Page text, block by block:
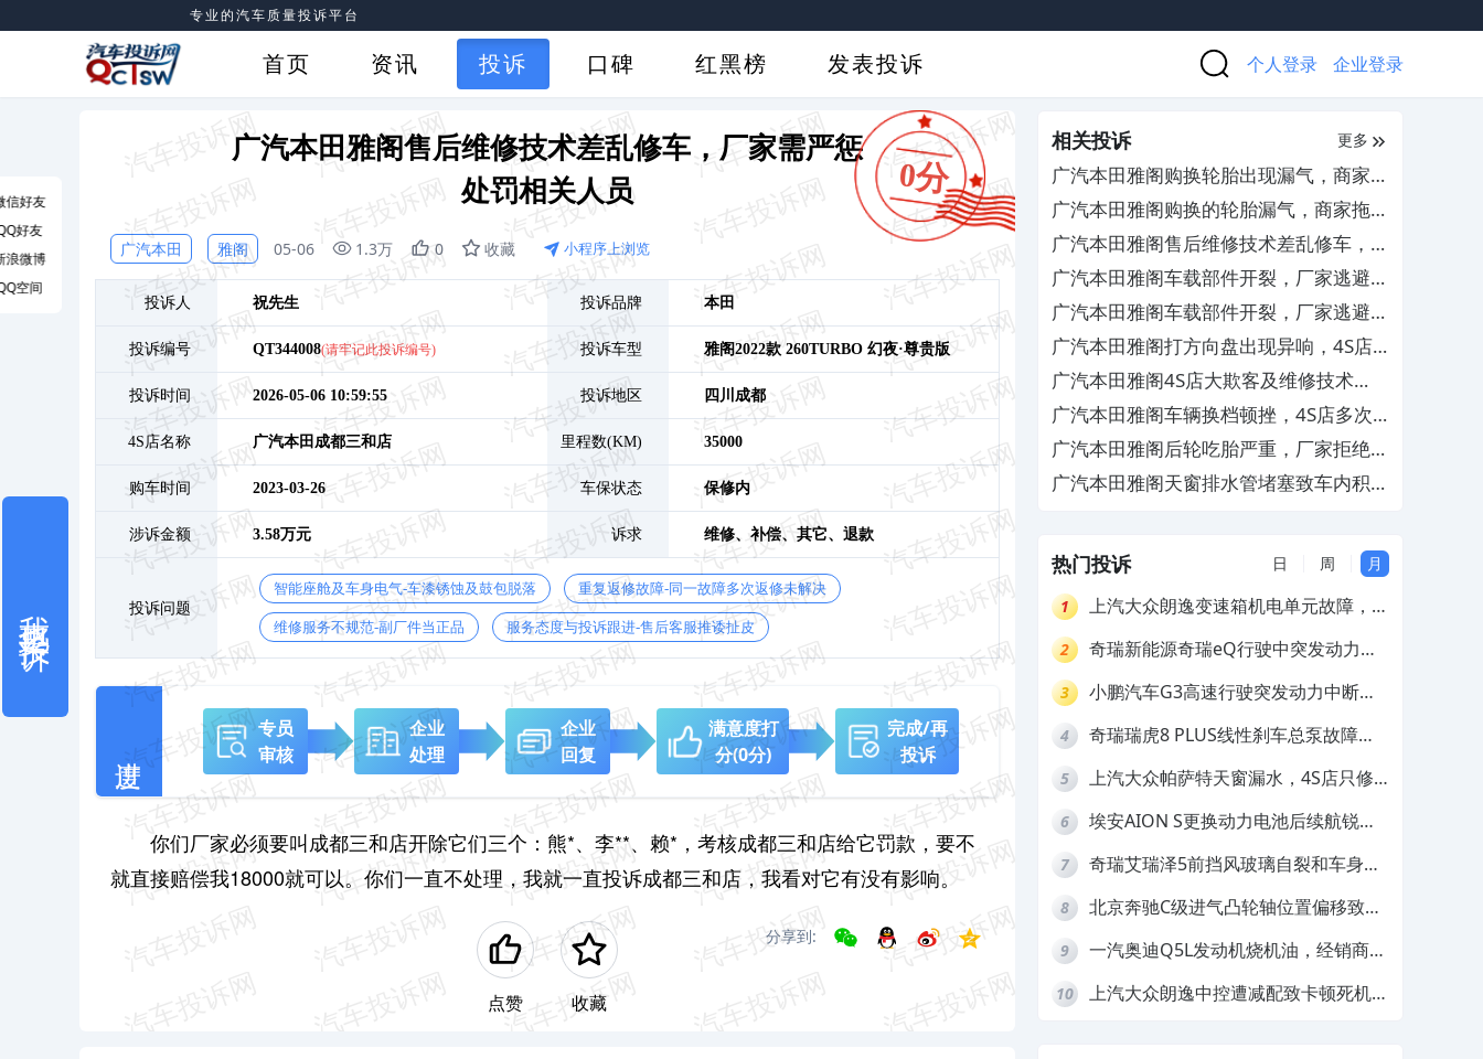
专业的汽车质量投诉平台
首页 资讯 投诉 口碑 红黑榜 发表投诉 个人登录 企业登录
0分
广汽本田雅阁售后维修技术差乱修车，厂家需严惩
处罚相关人员
广汽本田 雅阁 05-06 1.3万 0 收藏 小程序上浏览
投诉人 祝先生 投诉品牌 本田
投诉编号 QT344008(请牢记此投诉编号) 投诉车型 雅阁2022款 260TURBO 幻夜·尊贵版
投诉时间 2026-05-06 10:59:55 投诉地区 四川 成都
4S店名称 广汽本田成都三和店 里程数(KM) 35000
购车时间 2023-03-26 车保状态 保修内
涉诉金额 3.58万元 诉求 维修、补偿、 其它、 退款
投诉问题
智能座舱及车身电气-车漆锈蚀及鼓包脱落 重复返修故障-同一故障多次返修未解决
维修服务不规范-副厂件当正品 服务态度与投诉跟进-售后客服推诿扯皮
专员
审核
企业
处理
企业
回复
满意度打
分(0分)
完成/再
投诉
你们厂家必须要叫成都三和店开除它们三个：熊*、李**、赖*，考核成都三和店给它罚款，要不
就直接赔偿我18000就可以。你们一直不处理，我就一直投诉成都三和店，我看对它有没有影响。
点赞 收藏
分享到:
相关投诉 更多
广汽本田雅阁购换轮胎出现漏气，商家推
诿检测责任且拒绝退换货
广汽本田雅阁购换的轮胎漏气，商家拖延
检测拒担责
广汽本田雅阁售后维修技术差乱修车，厂
家需严惩处罚相关人员
广汽本田雅阁车载部件开裂，厂家逃避责
任拒绝保修
广汽本田雅阁车载部件开裂，厂家逃避责
任拒绝保修
广汽本田雅阁打方向盘出现异响，4S店
屡次维修未彻底解决
广汽本田雅阁4S店大欺客及维修技术
差，要求修复车辆并赔偿损失
广汽本田雅阁车辆换档顿挫，4S店多次
维修未解决
广汽本田雅阁后轮吃胎严重，厂家拒绝索
赔更换
广汽本田雅阁天窗排水管堵塞致车内积水
热门投诉 日 周 月
1
上汽大众朗逸变速箱机电单元故障，厂
2
奇瑞新能源奇瑞eQ行驶中突发动力受
拒绝三电质保
3
小鹏汽车G3高速行驶突发动力中断，
4
奇瑞瑞虎8 PLUS线性刹车总泵故障，
5
上汽大众帕萨特天窗漏水，4S店只修
6
埃安AION S更换动力电池后续航锐
7
奇瑞艾瑞泽5前挡风玻璃自裂和车身多
8
北京奔驰C级进气凸轮轴位置偏移致发
9
一汽奥迪Q5L发动机烧机油，经销商推
10
上汽大众朗逸中控遭减配致卡顿死机，
信好友
好友
浪微博
空间